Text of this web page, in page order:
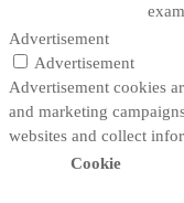
Advertisement
Advertisement
Advertisement cookies
and marketing
websites and collect
Cookie